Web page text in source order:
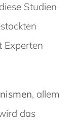
Studien
Experten
, allem
das